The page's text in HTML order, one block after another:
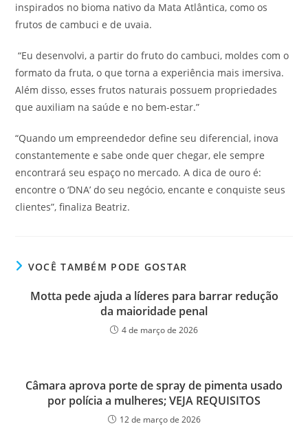
inspirados no bioma nativo da Mata Atlântica, como os
frutos de cambuci e de uvaia.
“Eu desenvolvi, a partir do fruto do cambuci, moldes com o
formato da fruta, o que torna a experiência mais imersiva.
Além disso, esses frutos naturais possuem propriedades
que auxiliam na saúde e no bem-estar.”
“Quando um empreendedor define seu diferencial, inova
constantemente e sabe onde quer chegar, ele sempre
encontrará seu espaço no mercado. A dica de ouro é:
encontre o ‘DNA’ do seu negócio, encante e conquiste seus
clientes”, finaliza Beatriz.
VOCÊ TAMBÉM PODE GOSTAR
Motta pede ajuda a líderes para barrar redução
da maioridade penal
4 de março de 2026
Câmara aprova porte de spray de pimenta usado
por polícia a mulheres; VEJA REQUISITOS
12 de março de 2026